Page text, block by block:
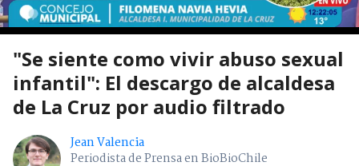
"Se siente como vivir abuso sexual
infantil": El descargo de alcaldesa
de La Cruz por audio filtrado
Jean Valencia
Periodista de Prensa en BioBioChile